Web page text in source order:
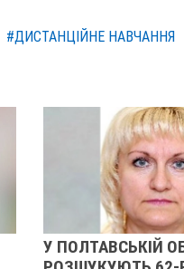
#ДИСТАНЦІЙНЕ НАВЧАННЯ
У ПОЛТАВСЬКІЙ